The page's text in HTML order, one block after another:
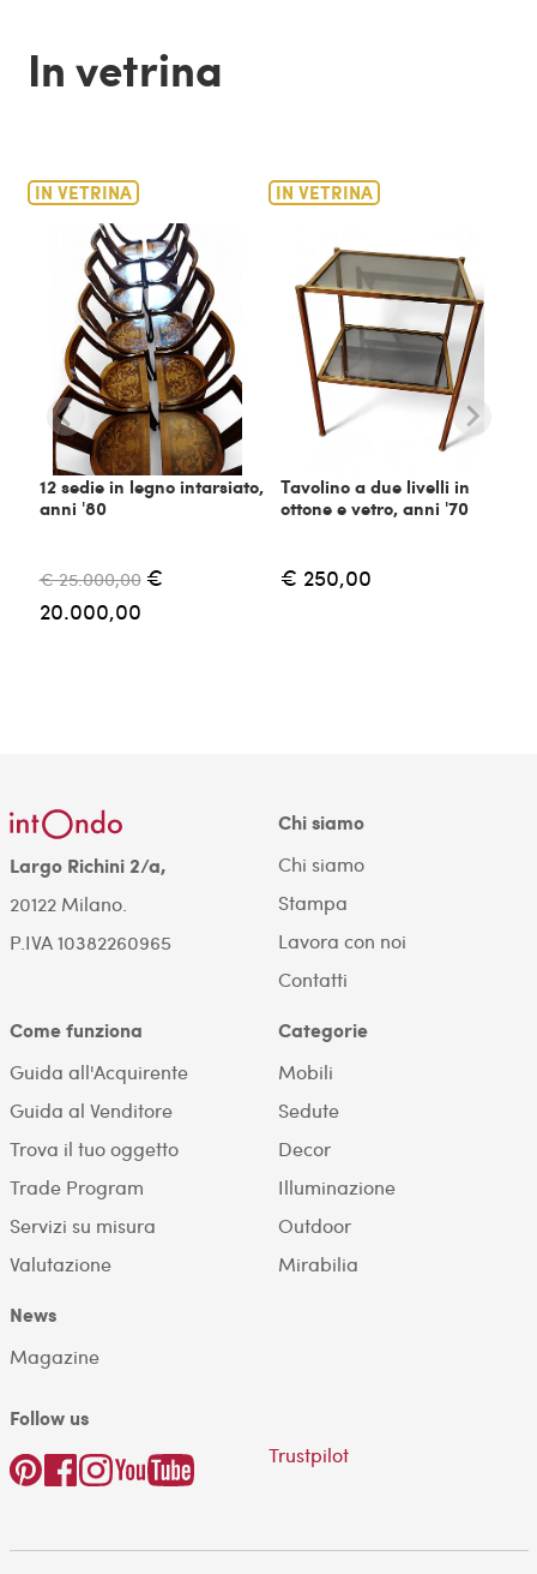
In vetrina
IN VETRINA
12 sedie in legno intarsiato,
anni '80
€ 25.000,00 €
20.000,00
IN VETRINA
Tavolino a due livelli in
ottone e vetro, anni '70
€ 250,00
Largo Richini 2/a,
20122 Milano.
P.IVA 10382260965
Chi siamo
Chi siamo
Stampa
Lavora con noi
Contatti
Come funziona
Guida all'Acquirente
Guida al Venditore
Trova il tuo oggetto
Trade Program
Servizi su misura
Valutazione
Categorie
Mobili
Sedute
Decor
Illuminazione
Outdoor
Mirabilia
News
Magazine
Follow us
Trustpilot